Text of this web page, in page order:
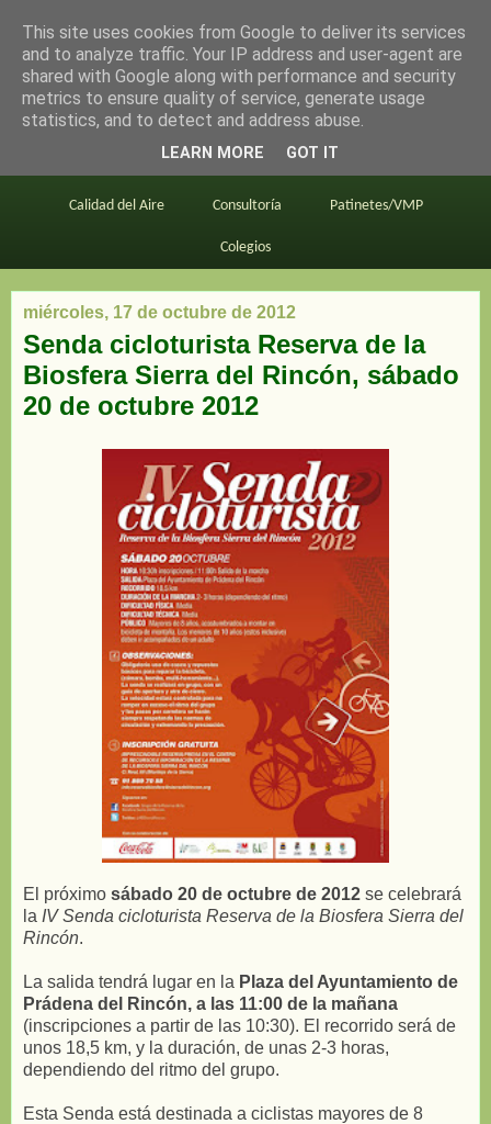
en bici por madrid
Este blog BiciMAD Primeros consejos
Calidad del Aire Consultoría Patinetes/VMP
Colegios
miércoles, 17 de octubre de 2012
Senda cicloturista Reserva de la
Biosfera Sierra del Rincón, sábado
20 de octubre 2012
El próximo sábado 20 de octubre de 2012 se celebrará
la IV Senda cicloturista Reserva de la Biosfera Sierra del
Rincón.
La salida tendrá lugar en la Plaza del Ayuntamiento de
Prádena del Rincón, a las 11:00 de la mañana
(inscripciones a partir de las 10:30). El recorrido será de
unos 18,5 km, y la duración, de unas 2-3 horas,
dependiendo del ritmo del grupo.
Esta Senda está destinada a ciclistas mayores de 8
This site uses cookies from Google to deliver its services
and to analyze traffic. Your IP address and user-agent are
shared with Google along with performance and security
metrics to ensure quality of service, generate usage
statistics, and to detect and address abuse.
LEARN MORE GOT IT